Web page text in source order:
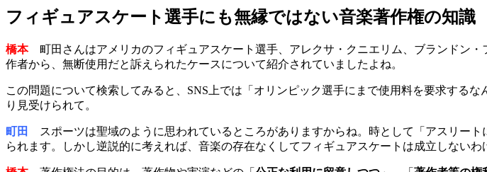
フィギュアスケート選手にも無縁ではない音楽著作権の知識
橋本町田さんはアメリカのフィギュアスケート選手、アレクサ・クニエリム、ブランドン・
作者から、無断使用だと訴えられたケースについて紹介されていましたよね。
この問題について検索してみると、SNS上では「オリンピック選手にまで使用料を要求する
り見受けられて。
町田
スポーツは聖域のように思われているところがありますからね。時として「アスリー
られます。しかし逆説的に考えれば、音楽の存在なくしてフィギュアスケートは成立しない